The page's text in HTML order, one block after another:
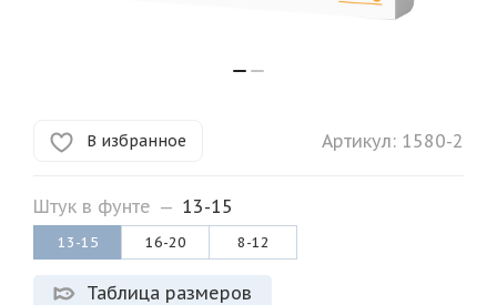
В избранное Артикул: 1580-2
Штук в фунте — 13-15
13-15 16-20 8-12
Таблица размеров